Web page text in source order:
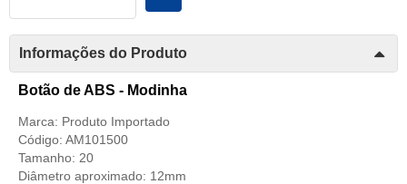
Informações do Produto
Botão de ABS - Modinha
Marca: Produto Importado
Código: AM101500
Tamanho: 20
Diâmetro aproximado: 12mm